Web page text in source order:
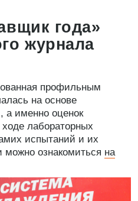
года»
журнала
профильным
на основе
а именно оценок
лабораторных
испытаний и их
можно ознакомиться на